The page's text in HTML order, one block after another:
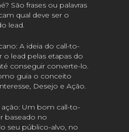
São frases ou palavras
qual deve ser o
lead.
A ideia do call-to-
o lead pelas etapas do
conseguir converte-lo.
guia o conceito
Desejo e Ação.
ação: Um bom call-to-
baseado no
seu público-alvo, no